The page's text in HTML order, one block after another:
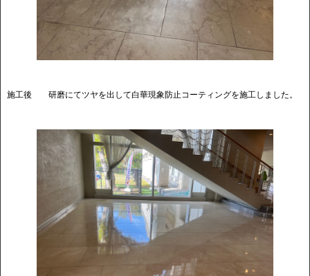
施工後 研磨にてツヤを出して白華現象防止コーティングを施工しました。